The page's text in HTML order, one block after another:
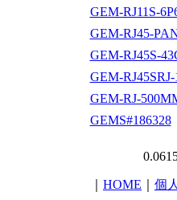
GEM-RJ11S-
GEM-RJ45-
GEM-RJ45S-
GEM-
GEM-RJ-
GEMS#186328
HOME 個